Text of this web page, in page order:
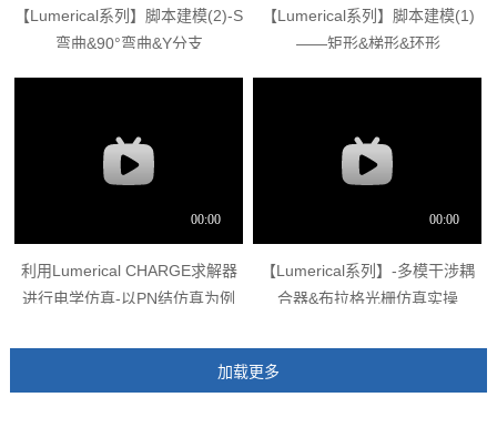
【Lumerical系列】脚本建模(2)-S
弯曲&90°弯曲&Y分支
【Lumerical系列】脚本建模(1)
——矩形&梯形&环形
利用Lumerical CHARGE求解器
进行电学仿真-以PN结仿真为例
【Lumerical系列】-多模干涉耦
合器&布拉格光栅仿真实操